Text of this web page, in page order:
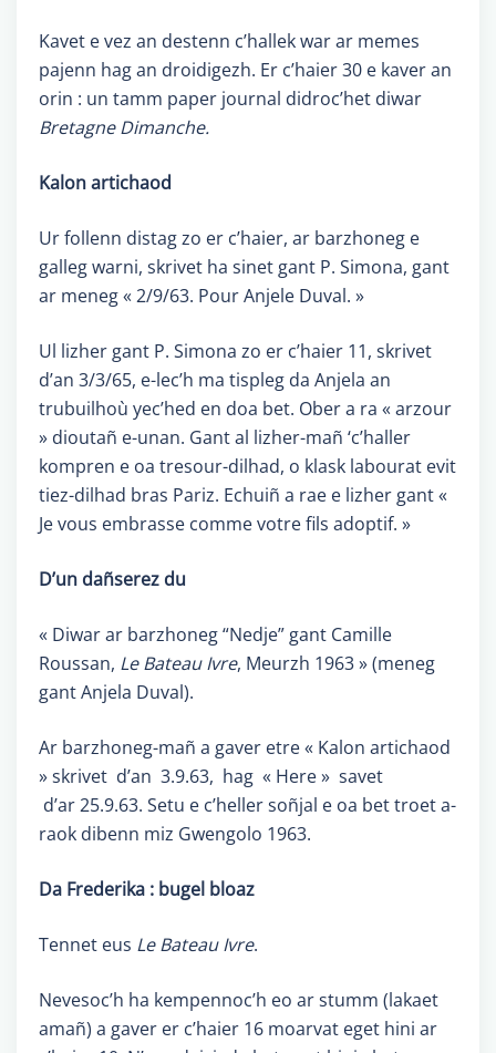
Kavet e vez an destenn c’hallek war ar memes
pajenn hag an droidigezh. Er c’haier 30 e kaver an
orin : un tamm paper journal didroc’het diwar
Bretagne Dimanche.
Kalon artichaod
Ur follenn distag zo er c’haier, ar barzhoneg e
galleg warni, skrivet ha sinet gant P. Simona, gant
ar meneg « 2/9/63. Pour Anjele Duval. »
Ul lizher gant P. Simona zo er c’haier 11, skrivet
d’an 3/3/65, e-lec’h ma tispleg da Anjela an
trubuilhoù yec’hed en doa bet. Ober a ra « arzour
» dioutañ e-unan. Gant al lizher-mañ ‘c’haller
kompren e oa tresour-dilhad, o klask labourat evit
tiez-dilhad bras Pariz. Echuiñ a rae e lizher gant «
Je vous embrasse comme votre fils adoptif. »
D’un dañserez du
« Diwar ar barzhoneg “Nedje” gant Camille
Roussan, Le Bateau Ivre, Meurzh 1963 » (meneg
gant Anjela Duval).
Ar barzhoneg-mañ a gaver etre « Kalon artichaod
» skrivet d’an 3.9.63, hag « Here » savet
d’ar 25.9.63. Setu e c’heller soñjal e oa bet troet a-
raok dibenn miz Gwengolo 1963.
Da Frederika : bugel bloaz
Tennet eus Le Bateau Ivre.
Nevesoc’h ha kempennoc’h eo ar stumm (lakaet
amañ) a gaver er c’haier 16 moarvat eget hini ar